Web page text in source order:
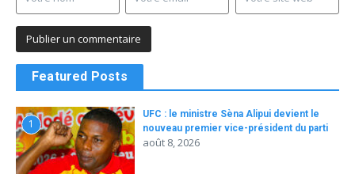
Featured Posts
1
UFC : le ministre Sèna Alipui devient le
nouveau premier vice-président du parti
août 8, 2026